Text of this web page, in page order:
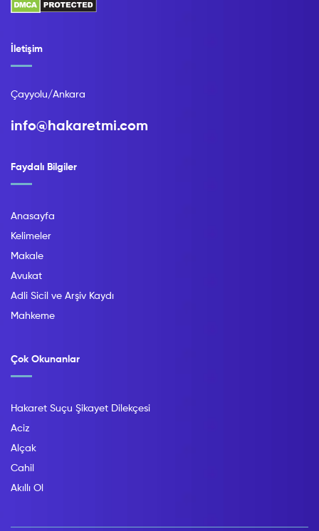
Faydalı Bilgiler
Anasayfa
Kelimeler
Makale
Avukat
Adli Sicil ve Arşiv Kaydı
Mahkeme
Çok Okunanlar
Hakaret Suçu Şikayet Dilekçesi
Aciz
Alçak
Cahil
Akıllı Ol
İletişim
Çayyolu/Ankara
info@hakaretmi.com